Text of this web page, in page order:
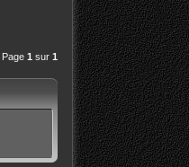
Page 1 sur 1